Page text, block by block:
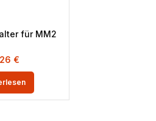
für MM2
€